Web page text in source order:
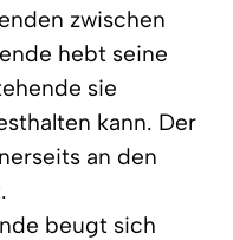
zwischen
hebt seine
sie
kann. Der
an den
beugt sich